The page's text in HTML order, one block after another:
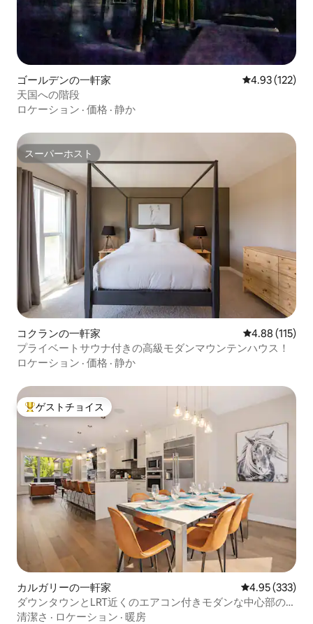
ゴールデンの一軒家 レビュー122
4.93 (122)
天国への階段
ロケーション · 価格 · 静か
スーパーホスト
スーパーホスト
コクランの一軒家 レビュー115
4.88 (115)
プライベートサウナ付きの高級モダンマウンテンハウス！
ロケーション · 価格 · 静か
大好評のゲストチョイスです。
ゲストチョイス
カルガリーの一軒家 レビュー333
4.95 (333)
ダウンタウンとLRT近くのエアコン付きモダンな中心部の2
階建て住宅
清潔さ · ロケーション · 暖房